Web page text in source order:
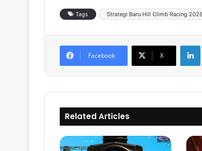
Tags Strategi Baru Hill Climb Racing 2026
Facebook X
Related Articles